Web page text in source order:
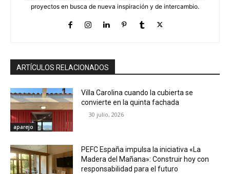
proyectos en busca de nueva inspiración y de intercambio.
ARTÍCULOS RELACIONADOS
aparejo
Villa Carolina cuando la cubierta se
convierte en la quinta fachada
30 julio, 2026
PEFC España impulsa la iniciativa «La
Madera del Mañana»: Construir hoy con
responsabilidad para el futuro